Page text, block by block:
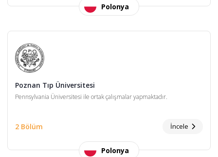
Polonya
Poznan Tıp Üniversitesi
Pennsylvania Üniversitesi ile ortak çalışmalar yapmaktadır.
2 Bölüm İncele
Polonya